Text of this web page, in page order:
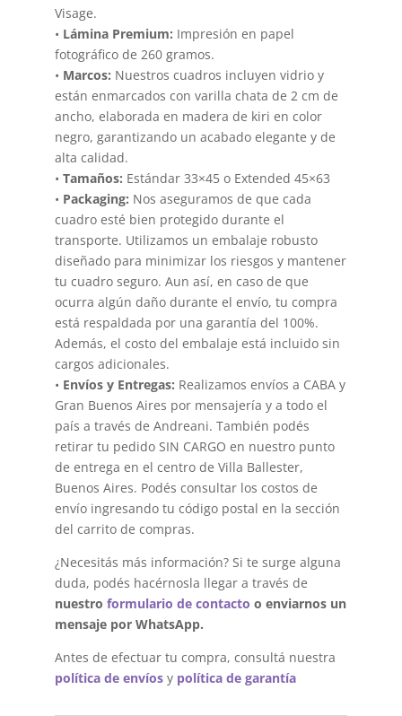
Visage.
• Lámina Premium: Impresión en papel
fotográfico de 260 gramos.
• Marcos: Nuestros cuadros incluyen vidrio y
están enmarcados con varilla chata de 2 cm de
ancho, elaborada en madera de kiri en color
negro, garantizando un acabado elegante y de
alta calidad.
• Tamaños: Estándar 33×45 o Extended 45×63
• Packaging: Nos aseguramos de que cada
cuadro esté bien protegido durante el
transporte. Utilizamos un embalaje robusto
diseñado para minimizar los riesgos y mantener
tu cuadro seguro. Aun así, en caso de que
ocurra algún daño durante el envío, tu compra
está respaldada por una garantía del 100%.
Además, el costo del embalaje está incluido sin
cargos adicionales.
• Envíos y Entregas: Realizamos envíos a CABA y
Gran Buenos Aires por mensajería y a todo el
país a través de Andreani. También podés
retirar tu pedido SIN CARGO en nuestro punto
de entrega en el centro de Villa Ballester,
Buenos Aires. Podés consultar los costos de
envío ingresando tu código postal en la sección
del carrito de compras.
¿Necesitás más información? Si te surge alguna
duda, podés hacérnosla llegar a través de
nuestro formulario de contacto o enviarnos un
mensaje por WhatsApp.
Antes de efectuar tu compra, consultá nuestra
política de envíosy política de garantía